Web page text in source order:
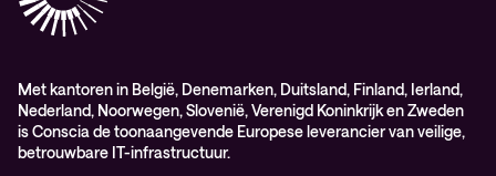
Lifecycle
Service delivery platform (CNS)
Met kantoren in België, Denemarken, Duitsland, Finland, Ierland,
Nederland, Noorwegen, Slovenië, Verenigd Koninkrijk en Zweden
is Conscia de toonaangevende Europese leverancier van veilige,
betrouwbare IT-infrastructuur.